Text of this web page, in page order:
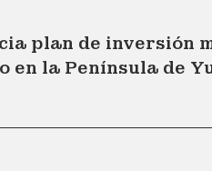
plan de inversión
en la Península de